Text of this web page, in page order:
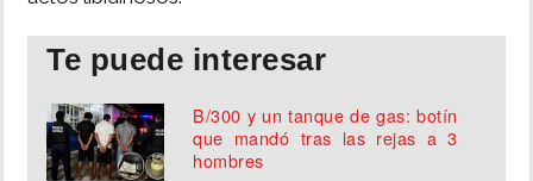
Te puede interesar
B/300 y un tanque de gas: botín
que mandó tras las rejas a 3
hombres